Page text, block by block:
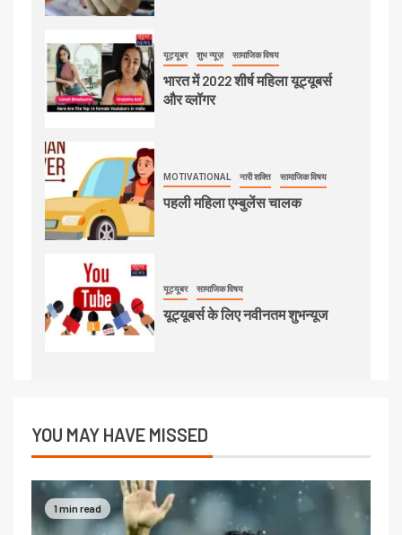
यूट्यूबर शुभ न्यूज़ सामाजिक विषय
भारत में 2022 शीर्ष महिला यूट्यूबर्स
और व्लॉगर
MOTIVATIONAL नारी शक्ति सामाजिक विषय
पहली महिला एम्बुलेंस चालक
यूट्यूबर सामाजिक विषय
यूट्यूबर्स के लिए नवीनतम शुभन्यूज
YOU MAY HAVE MISSED
1 min read